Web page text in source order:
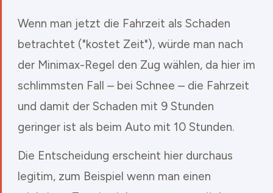
Wenn man jetzt die Fahrzeit als Schaden
betrachtet ("kostet Zeit"), würde man nach
der Minimax-Regel den Zug wählen, da hier im
schlimmsten Fall – bei Schnee – die Fahrzeit
und damit der Schaden mit 9 Stunden
geringer ist als beim Auto mit 10 Stunden.
Die Entscheidung erscheint hier durchaus
legitim, zum Beispiel wenn man einen